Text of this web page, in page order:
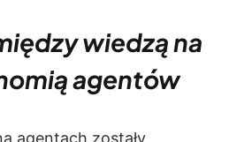
wiedzą na
agentów
agentach zostały